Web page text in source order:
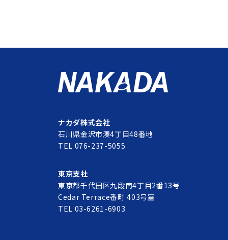
ナカダ株式会社
石川県金沢市湊4丁目48番地
TEL 076-237-5055
東京支社
東京都千代田区九段南4丁目2番13号
Cedar Terrace番町 403号室
TEL 03-6261-6903